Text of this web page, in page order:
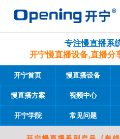
专注慢直播系
开宁慢直播设备,直播分
开宁首页 慢直播设备
慢直播方案 视频中心
开宁学院 常见问题